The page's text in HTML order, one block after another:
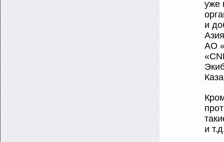
уже
и
АО
и